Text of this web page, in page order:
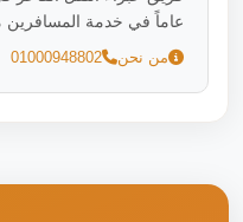
عاماً في خدمة المسافرين
من نحن 01000948802